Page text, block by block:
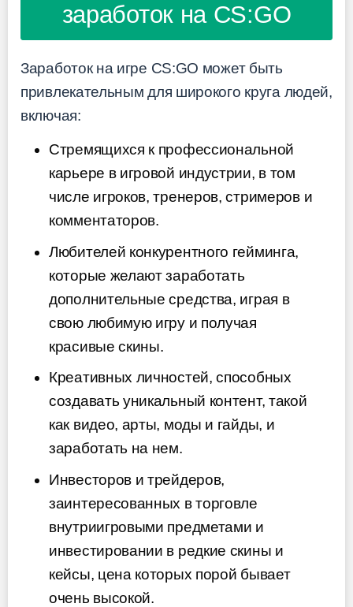
заработок на CS:GO
Заработок на игре CS:GO может быть
привлекательным для широкого круга людей,
включая:
Стремящихся к профессиональной
карьере в игровой индустрии, в том
числе игроков, тренеров, стримеров и
комментаторов.
Любителей конкурентного гейминга,
которые желают заработать
дополнительные средства, играя в
свою любимую игру и получая
красивые скины.
Креативных личностей, способных
создавать уникальный контент, такой
как видео, арты, моды и гайды, и
заработать на нем.
Инвесторов и трейдеров,
заинтересованных в торговле
внутриигровыми предметами и
инвестировании в редкие скины и
кейсы, цена которых порой бывает
очень высокой.